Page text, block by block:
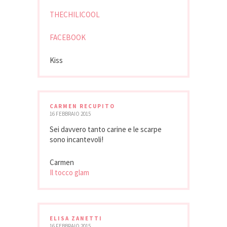
THECHILICOOL
FACEBOOK
Kiss
CARMEN RECUPITO
16 FEBBRAIO 2015
Sei davvero tanto carine e le scarpe
sono incantevoli!
Carmen
Il tocco glam
ELISA ZANETTI